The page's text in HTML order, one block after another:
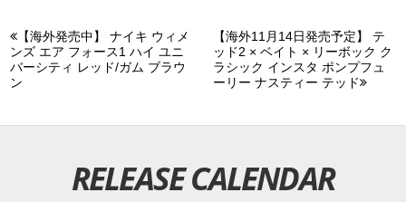
【海外発売中】 ナイキ ウィメ
ンズ エア フォース1 ハイ ユニ
バーシティ レッド/ガム ブラウ
ン
【海外11月14日発売予定】 テ
ッド2 × ベイト × リーボック ク
ラシック インスタ ポンプフュ
ーリー ナスティー テッド
RELEASE CALENDAR